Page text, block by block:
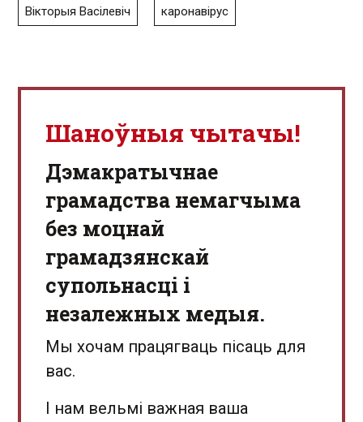
Вікторыя Васілевіч каронавірус
Шаноўныя чытачы!
Дэмакратычнае
грамадства немагчыма
без моцнай
грамадзянскай
супольнасці і
незалежных медыя.
Мы хочам працягваць пісаць для
вас.
І нам вельмі важная ваша